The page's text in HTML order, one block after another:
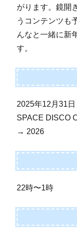
がります。鏡開
うコンテンツも
んなと一緒に新
す。
2025年12月31日
SPACE DISCO
→ 2026
22時〜1時